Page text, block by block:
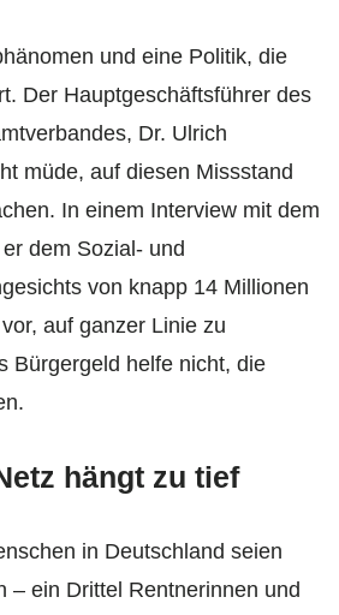
und eine Politik, die
Der Hauptgeschäftsführer des
Dr. Ulrich
müde, auf diesen Missstand
In einem Interview mit dem
dem Sozial- und
von knapp 14 Millionen
auf ganzer Linie zu
Bürgergeld helfe nicht, die
hängt zu tief
in Deutschland seien
– ein Drittel Rentnerinnen und